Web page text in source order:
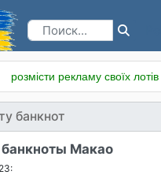
розмісти рекламу своїх лотів
банкнот
Макао